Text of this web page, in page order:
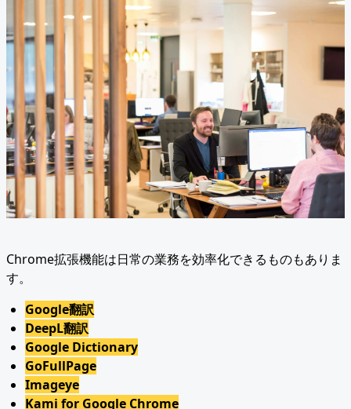
Chrome拡張機能は日常の業務を効率化できるものもありま
す。
Google翻訳
DeepL翻訳
Google Dictionary
GoFullPage
Imageye
Kami for Google Chrome